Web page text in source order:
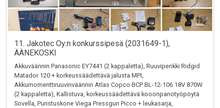
11. Jakotec Oy:n konkurssipesä (2031649-1),
ÄÄNEKOSKI
Akkuväännin Panasonic EY7441 (2 kappaletta), Ruuvipenkki Ridgid
Matador 120 + korkeussäädettävä jalusta MPI,
Akkumomenttiruuvinväännin Atlas Copco BCP BL-12-106 18V 870W
(2 kappaletta), Kallistuva, korkeussäädettävä kooonpanotyöpöytä
Sovella, Puristuskone Viega Pressgun Picco + leukasarja,